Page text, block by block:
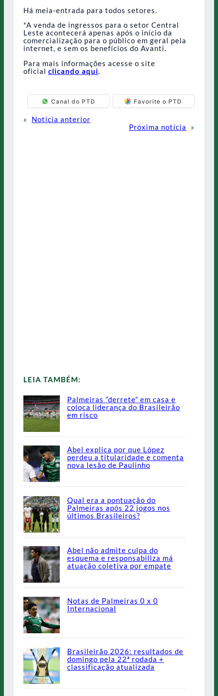
Há meia-entrada para todos setores.
*A venda de ingressos para o setor Central
Leste acontecerá apenas após o início da
comercialização para o público em geral pela
internet, e sem os benefícios do Avanti.
Para mais informações acesse o site
oficial clicando aqui.
Canal do PTD Favorite o PTD
«
Notícia anterior
Próxima notícia
»
LEIA TAMBÉM:
Palmeiras “derrete” em casa e
coloca liderança do Brasileirão
em risco
Abel explica por que López
perdeu a titularidade e comenta
nova lesão de Paulinho
Qual era a pontuação do
Palmeiras após 22 jogos nos
últimos Brasileiros?
Abel não admite culpa do
esquema e responsabiliza má
atuação coletiva por empate
Notas de Palmeiras 0 x 0
Internacional
Brasileirão 2026: resultados de
domingo pela 22ª rodada +
classificação atualizada